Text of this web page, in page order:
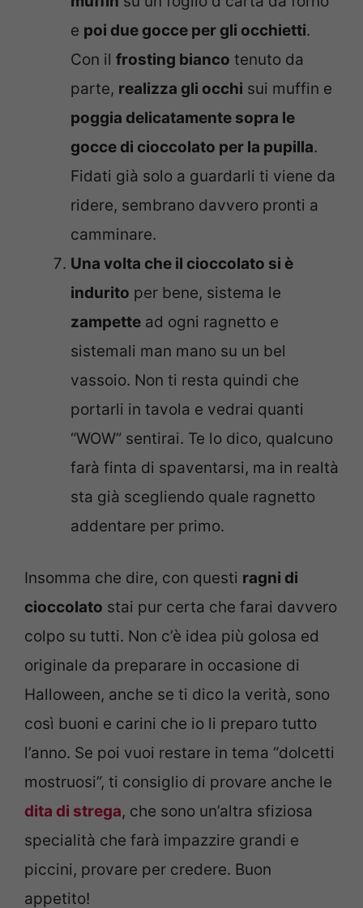
e poi due gocce per gli occhietti.
Con il frosting bianco tenuto da
parte, realizza gli occhi sui muffin e
poggia delicatamente sopra le
gocce di cioccolato per la pupilla.
Fidati già solo a guardarli ti viene da
ridere, sembrano davvero pronti a
camminare.
Una volta che il cioccolato si è
indurito per bene, sistema le
zampette ad ogni ragnetto e
sistemali man mano su un bel
vassoio. Non ti resta quindi che
portarli in tavola e vedrai quanti
“WOW” sentirai. Te lo dico, qualcuno
farà finta di spaventarsi, ma in realtà
sta già scegliendo quale ragnetto
addentare per primo.
Insomma che dire, con questi ragni di
cioccolato stai pur certa che farai davvero
colpo su tutti. Non c’è idea più golosa ed
originale da preparare in occasione di
Halloween, anche se ti dico la verità, sono
così buoni e carini che io li preparo tutto
l’anno. Se poi vuoi restare in tema “dolcetti
mostruosi”, ti consiglio di provare anche le
dita di strega, che sono un’altra sfiziosa
specialità che farà impazzire grandi e
piccini, provare per credere. Buon
appetito!